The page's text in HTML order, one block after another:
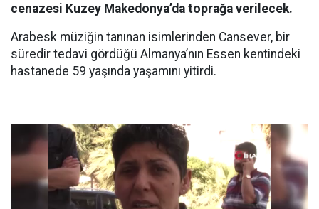
cenazesi Kuzey Makedonya’da toprağa verilecek.
Arabesk müziğin tanınan isimlerinden Cansever, bir
süredir tedavi gördüğü Almanya’nın Essen kentindeki
hastanede 59 yaşında yaşamını yitirdi.